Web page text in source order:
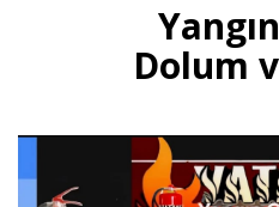
Dolum